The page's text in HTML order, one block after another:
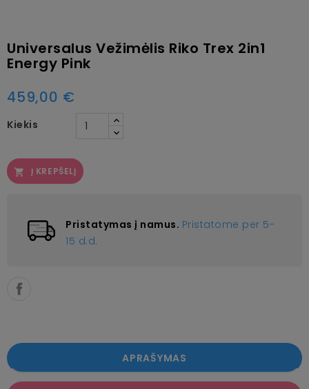
Universalus Vežimėlis Riko Trex 2in1
Energy Pink
459,00 €
Kiekis
 Į KREPŠELĮ
Pristatymas į namus. Pristatome per 5-
15 d.d.
APRAŠYMAS